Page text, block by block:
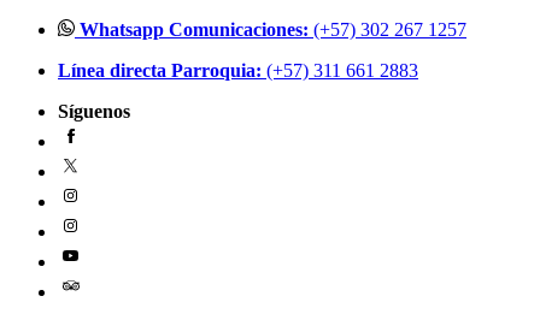
contenido
Whatsapp Comunicaciones: (+57) 302 267 1257
Línea directa Parroquia: (+57) 311 661 2883
Síguenos